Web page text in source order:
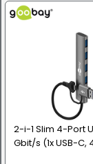
2-i-1 Slim 4-Port
Gbit/s (1x USB-C,